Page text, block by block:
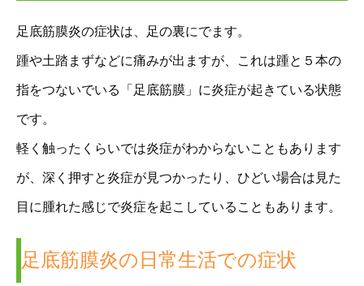
足底筋膜炎の症状は、足の裏にでます。
踵や土踏まずなどに痛みが出ますが、これは踵と５本の
指をつないでいる「足底筋膜」に炎症が起きている状態
です。
軽く触ったくらいでは炎症がわからないこともあります
が、深く押すと炎症が見つかったり、ひどい場合は見た
目に腫れた感じで炎症を起こしていることもあります。
足底筋膜炎の日常生活での症状